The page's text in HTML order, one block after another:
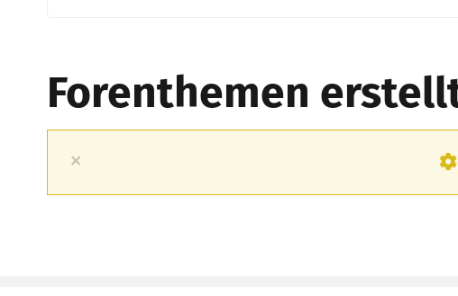
Forenthemen
×